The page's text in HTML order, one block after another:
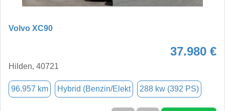
Volvo XC90
37.980 €
Hilden, 40721
96.957 km Hybrid (Benzin/Elekt 288 kw (392 PS)